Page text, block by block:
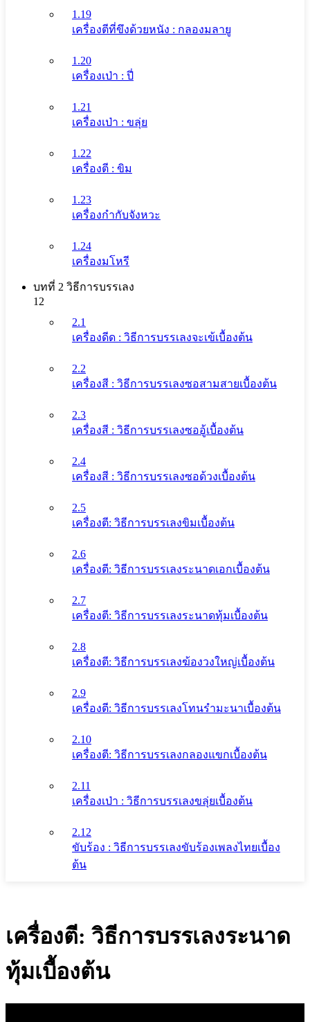
1.19
เครื่องตีที่ขึงด้วยหนัง : กลองมลายู
1.20
เครื่องเป่า : ปี่
1.21
เครื่องเป่า : ขลุ่ย
1.22
เครื่องตี : ขิม
1.23
เครื่องกำกับจังหวะ
1.24
เครื่องมโหรี
บทที่ 2 วิธีการบรรเลง
12
2.1
เครื่องดีด : วิธีการบรรเลงจะเข้เบื้องต้น
2.2
เครื่องสี : วิธีการบรรเลงซอสามสายเบื้องต้น
2.3
เครื่องสี : วิธีการบรรเลงซออู้เบื้องต้น
2.4
เครื่องสี : วิธีการบรรเลงซอด้วงเบื้องต้น
2.5
เครื่องตี: วิธีการบรรเลงขิมเบื้องต้น
2.6
เครื่องตี: วิธีการบรรเลงระนาดเอกเบื้องต้น
2.7
เครื่องตี: วิธีการบรรเลงระนาดทุ้มเบื้องต้น
2.8
เครื่องตี: วิธีการบรรเลงฆ้องวงใหญ่เบื้องต้น
2.9
เครื่องตี: วิธีการบรรเลงโทนรํามะนาเบื้องต้น
2.10
เครื่องตี: วิธีการบรรเลงกลองแขกเบื้องต้น
2.11
เครื่องเป่า : วิธีการบรรเลงขลุ่ยเบื้องต้น
2.12
ขับร้อง : วิธีการบรรเลงขับร้องเพลงไทยเบื้อง
ต้น
เครื่องตี: วิธีการบรรเลงระนาด
ทุ้มเบื้องต้น